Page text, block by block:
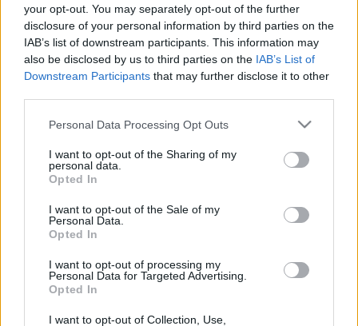
your opt-out. You may separately opt-out of the further
disclosure of your personal information by third parties on the
IAB’s list of downstream participants. This information may
also be disclosed by us to third parties on the IAB’s List of
Downstream Participants that may further disclose it to other
Please note that this website/app uses one or more Google
not limited to your visit or usage behaviour. You may click to
grant or deny consent to Google and its third-party tags to
use your data for below specified purposes in below Google
consent section.
Personal Data Processing Opt Outs
I want to opt-out of the Sharing of my
personal data.
Opted In
I want to opt-out of the Sale of my
Personal Data.
Opted In
I want to opt-out of processing my
Personal Data for Targeted Advertising.
Opted In
I want to opt-out of Collection, Use,
Kedvenc motorosom, a KTM pilótája, aki az elmúlt 7
dakarból háromszor is az első ötben végzett sajnos
nincs ott az indulásnál, hisz 2007-ben egy
spanyolországi versenyen történt baleset során
deréktól lefelé lebénult. Persze Esteve Pujol túl nagy
formátumú versenyző ahhoz, hogy…
és a Pampák - képekkel
Juan Diaz de Solís 1516-ban érte el a Río de la Plata
egy őskalkos törzs jó szokás szerint lemészárolta az
egész expedíciót. Viszont nem sokkal később itt
legnagyobbja, s egyben fővárosa…